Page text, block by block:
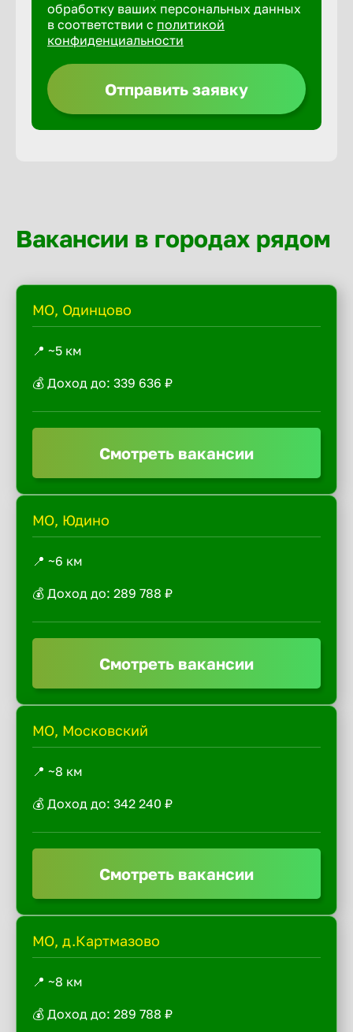
обработку ваших персональных данных
в соответствии с политикой
конфиденциальности
Отправить заявку
Вакансии в городах рядом
МО, Одинцово
📍 ~5 км
💰 Доход до: 339 636 ₽
Смотреть вакансии
МО, Юдино
📍 ~6 км
💰 Доход до: 289 788 ₽
Смотреть вакансии
МО, Московский
📍 ~8 км
💰 Доход до: 342 240 ₽
Смотреть вакансии
МО, д.Картмазово
📍 ~8 км
💰 Доход до: 289 788 ₽